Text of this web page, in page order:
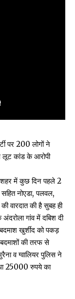
पर 200 लोगों ने
लूट कांड के आरोपी
शहर में कुछ दिन पहले 2
नोएडा, पलवल,
वारदात की है सुबह ही
गांव में दबिश दी
खुर्शीद को पकड़
की तरफ से
व ग्वालियर पुलिस ने
25000 रुपये का